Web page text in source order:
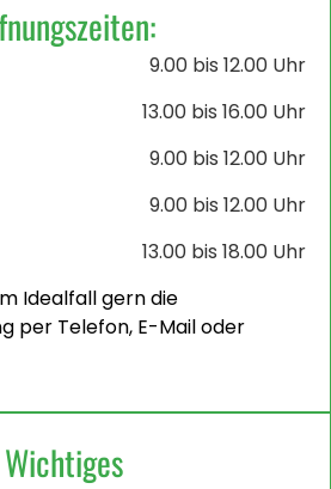
9.00 bis 12.00 Uhr
13.00 bis 16.00 Uhr
9.00 bis 12.00 Uhr
9.00 bis 12.00 Uhr
13.00 bis 18.00 Uhr
Idealfall gern die
per Telefon, E-Mail oder
Wichtiges